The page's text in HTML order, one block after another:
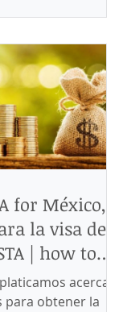
for México,
la visa de
| how to
visa?
acerca
para obtener la